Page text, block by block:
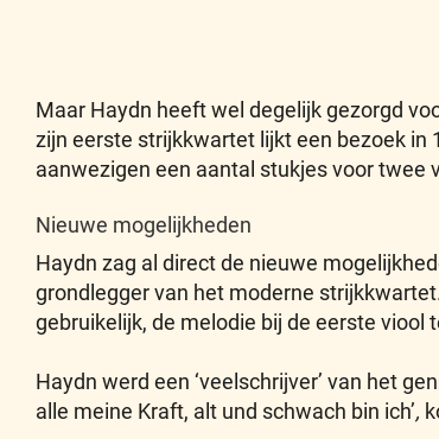
Maar Haydn heeft wel degelijk gezorgd
zijn eerste strijkkwartet lijkt een bezoek in
aanwezigen een aantal stukjes voor twee
Nieuwe mogelijkheden
Haydn zag al direct de nieuwe
grondlegger van het moderne
gebruikelijk, de melodie bij de eerste
Haydn werd een ‘veelschrijver’ van het
alle meine Kraft, alt und schwach bin ich’,